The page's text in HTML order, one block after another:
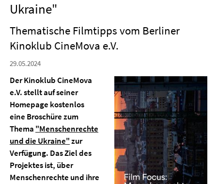
Ukraine"
Thematische Filmtipps vom Berliner
Kinoklub CineMova e.V.
29.05.2024
Der Kinoklub CineMova
e.V. stellt auf seiner
Homepage kostenlos
eine Broschüre zum
Thema "Menschenrechte
und die Ukraine"zur
Verfügung. Das Ziel des
Projektes ist, über
Menschenrechte und ihre